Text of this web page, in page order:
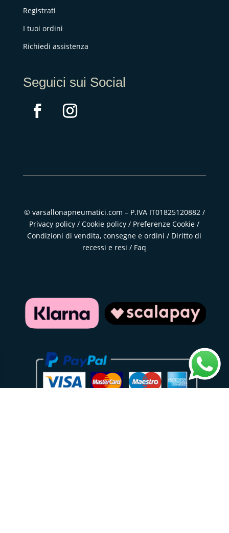
Registrati
I tuoi ordini
Richiedi assistenza
Seguici sui Social
© varsallonapneumatici.com – P.IVA IT01825120882 /
Privacy policy /Cookie policy / Preferenze Cookie /
Condizioni di vendita, consegne e ordini / Diritto di
recessi e resi / Faq